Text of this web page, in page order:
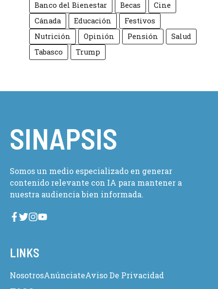
Banco del Bienestar
Becas
Cine
Cánada
Educación
Festivos
Nutrición
Opinión Pensión
Salud
Tabasco
Trump
SINAPSIS
Somos un medio especializado en generar
contenido relevante con IA para mantener a
nuestra audiencia bien informada.
LINKS
NosotrosAnúnciateAviso De Privacidad